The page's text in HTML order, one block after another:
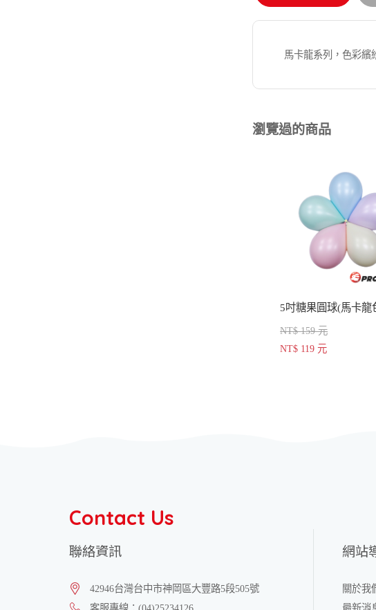
馬卡龍系列，色彩繽
瀏覽過的商品
NT$ 159 元
NT$ 119 元
Contact Us
聯絡資訊
42946台灣台中市神岡區大豐路5段505號
網站
關於我